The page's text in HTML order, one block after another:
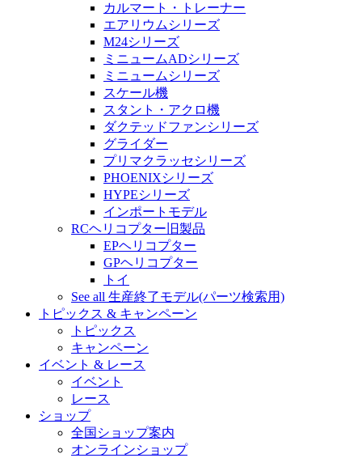
カルマート・トレーナー
エアリウムシリーズ
M24シリーズ
ミニュームADシリーズ
ミニュームシリーズ
スケール機
スタント・アクロ機
ダクテッドファンシリーズ
グライダー
プリマクラッセシリーズ
PHOENIXシリーズ
HYPEシリーズ
インポートモデル
RCヘリコプター旧製品
EPヘリコプター
GPヘリコプター
トイ
See all 生産終了モデル(パーツ検索用)
トピックス & キャンペーン
トピックス
キャンペーン
イベント & レース
イベント
レース
ショップ
全国ショップ案内
オンラインショップ